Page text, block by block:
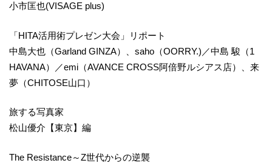
小市匡也(VISAGE plus)
「HITA活用術プレゼン大会」リポート
中島大也（Garland GINZA）、saho（OORRY.)／中島 駿（1
HAVANA）／emi（AVANCE CROSS阿倍野ルシアス店）、来
夢（CHITOSE山口）
旅する写真家
松山優介【東京】編
The Resistance～Z世代からの逆襲